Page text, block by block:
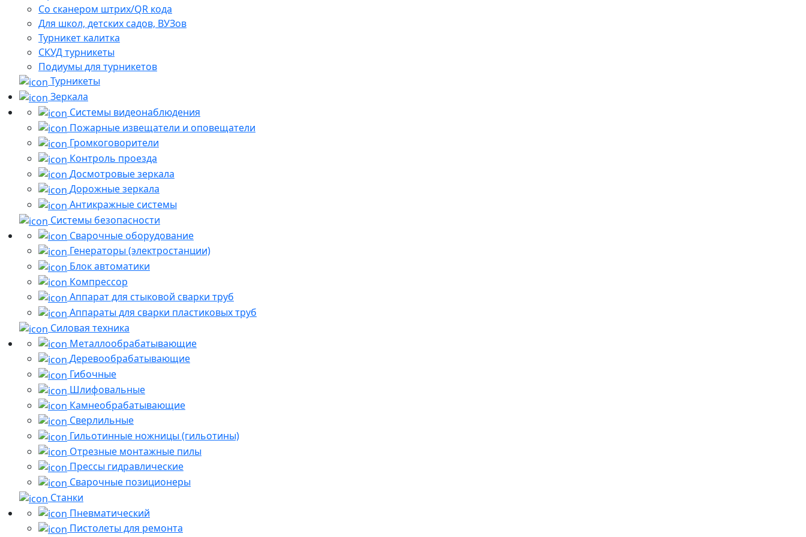
Со сканером штрих/QR кода
Для школ, детских садов, ВУЗов
Турникет калитка
СКУД турникеты
Подиумы для турникетов
Турникеты
Зеркала
Системы видеонаблюдения
Пожарные извещатели и оповещатели
Громкоговорители
Контроль проезда
Досмотровые зеркала
Дорожные зеркала
Антикражные системы
Системы безопасности
Сварочные оборудование
Генераторы (электростанции)
Блок автоматики
Компрессор
Аппарат для стыковой сварки труб
Аппараты для сварки пластиковых труб
Силовая техника
Металлообрабатывающие
Деревообрабатывающие
Гибочные
Шлифовальные
Камнеобрабатывающие
Сверлильные
Гильотинные ножницы (гильотины)
Отрезные монтажные пилы
Прессы гидравлические
Сварочные позиционеры
Станки
Пневматический
Пистолеты для ремонта